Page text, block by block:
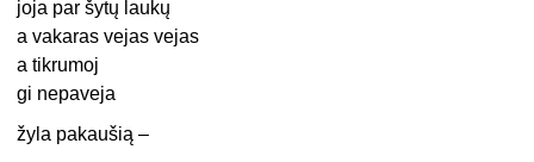
joja par šytų laukų
a vakaras vejas vejas
a tikrumoj
gi nepaveja
žyla pakaušią –